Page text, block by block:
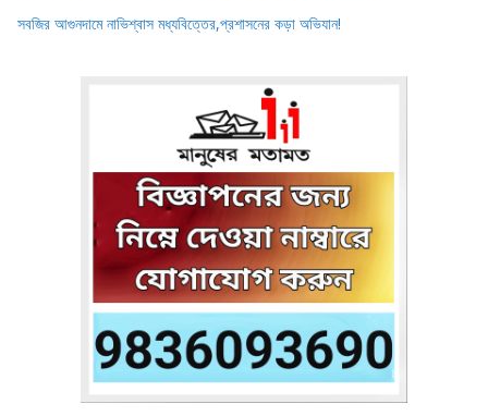
সবজির আগুনদামে নাভিশ্বাস মধ্যবিত্তের,প্রশাসনের কড়া অভিযান!